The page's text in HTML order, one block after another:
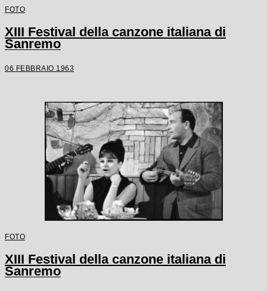
FOTO
XIII Festival della canzone italiana di
Sanremo
06 FEBBRAIO 1963
FOTO
XIII Festival della canzone italiana di
Sanremo